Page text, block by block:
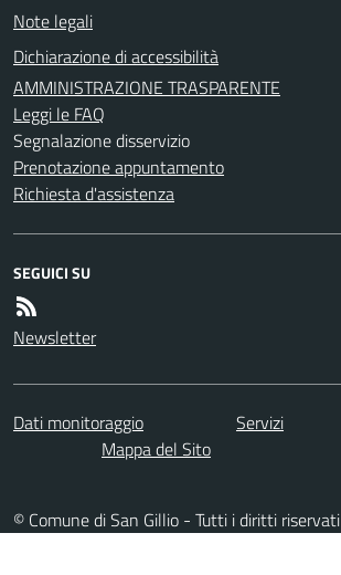
Note legali
Dichiarazione di accessibilità
AMMINISTRAZIONE TRASPARENTE
Leggi le FAQ
Segnalazione disservizio
Prenotazione appuntamento
Richiesta d'assistenza
SEGUICI SU
Newsletter
Dati monitoraggio Servizi
Mappa del Sito
© Comune di San Gillio - Tutti i diritti riservati